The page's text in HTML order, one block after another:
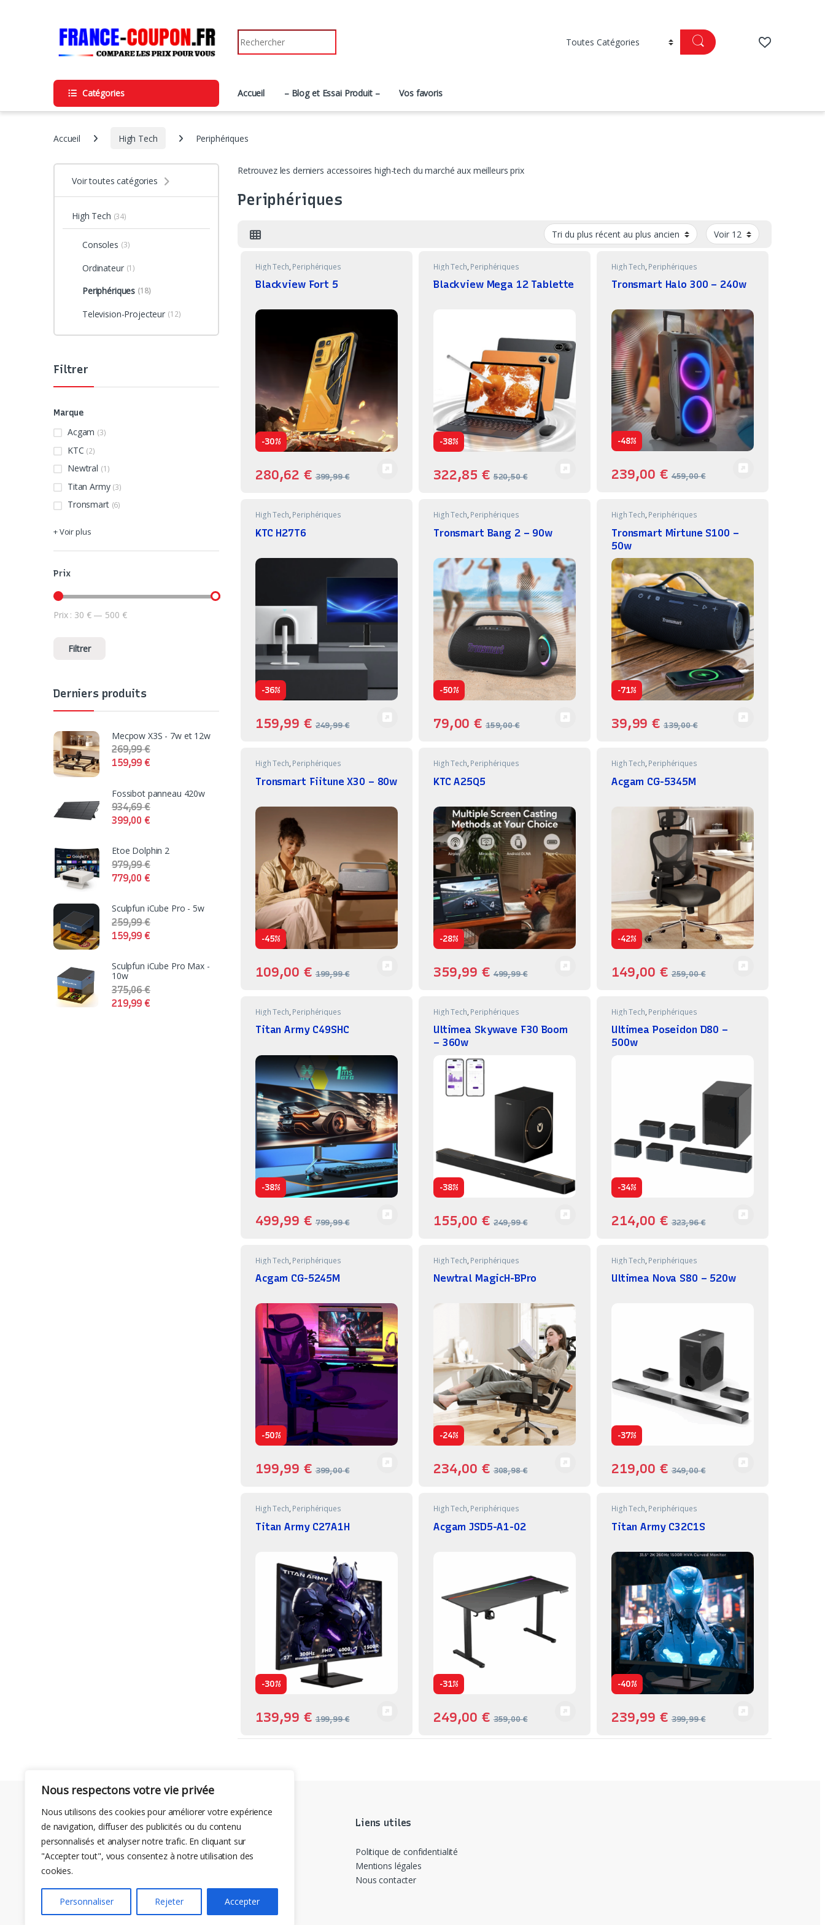
Nous respectons votre vie privée
Nous utilisons des cookies pour améliorer votre expérience
de navigation, diffuser des publicités ou du contenu
personnalisés et analyser notre trafic. En cliquant sur
"Accepter tout", vous consentez à notre utilisation des
cookies.
Personnaliser Rejeter Accepter
Search for:
Catégories Accueil – Blog et Essai Produit – Vos favoris
Accueil High Tech Periphériques
Retrouvez les derniers accessoires high-tech du marché aux meilleurs prix
Periphériques
High Tech, Periphériques
Blackview Fort 5
-30%
280,62€ 399,99€
High Tech, Periphériques
Blackview Mega 12 Tablette
-38%
322,85 € 520,50€
High Tech, Periphériques
Tronsmart Halo 300 – 240w
-48%
239,00 € 459,00€
High Tech, Periphériques
KTC H27T6
-36%
159,99€ 249,99€
High Tech, Periphériques
Tronsmart Bang 2 – 90w
-50%
79,00€ 159,00€
High Tech, Periphériques
Tronsmart Mirtune S100 –
50w
-71%
39,99€ 139,00€
High Tech, Periphériques
Tronsmart Fiitune X30 – 80w
-45%
109,00€ 199,99€
High Tech, Periphériques
KTC A25Q5
-28%
359,99 € 499,99€
High Tech, Periphériques
Acgam CG-5345M
-42%
149,00 € 259,00€
High Tech, Periphériques
Titan Army C49SHC
-38%
499,99€ 799,99€
High Tech, Periphériques
Ultimea Skywave F30 Boom
– 360w
-38%
155,00 € 249,99€
High Tech, Periphériques
Ultimea Poseidon D80 –
500w
-34%
214,00 € 323,96€
High Tech, Periphériques
Acgam CG-5245M
-50%
199,99€ 399,00€
High Tech, Periphériques
Newtral MagicH-BPro
-24%
234,00 € 308,98€
High Tech, Periphériques
Ultimea Nova S80 – 520w
-37%
219,00 € 349,00€
High Tech, Periphériques
Titan Army C27A1H
-30%
139,99€ 199,99€
High Tech, Periphériques
Acgam JSD5-A1-02
-31%
249,00 € 359,00€
High Tech, Periphériques
Titan Army C32C1S
-40%
239,99 € 399,99€
Voir toutes catégories
High Tech (34)
Consoles (3)
Ordinateur (1)
Periphériques (18)
Television-Projecteur (12)
Filtrer
Marque
Acgam (3)
KTC (2)
Newtral (1)
Titan Army (3)
Tronsmart (6)
+ Voir plus
Prix
Prix min
Prix max
Filtrer
Prix : 30 €— 500 €
Derniers produits
Mecpow X3S - 7w et 12w
159,99€
269,99€
Fossibot panneau 420w
399,00€
934,69€
Etoe Dolphin 2
779,00€
979,99€
Sculpfun iCube Pro - 5w
159,99€
259,99€
Sculpfun iCube Pro Max -
10w
219,99€
375,06€
Liens utiles
Politique de confidentialité
Mentions légales
Nous contacter